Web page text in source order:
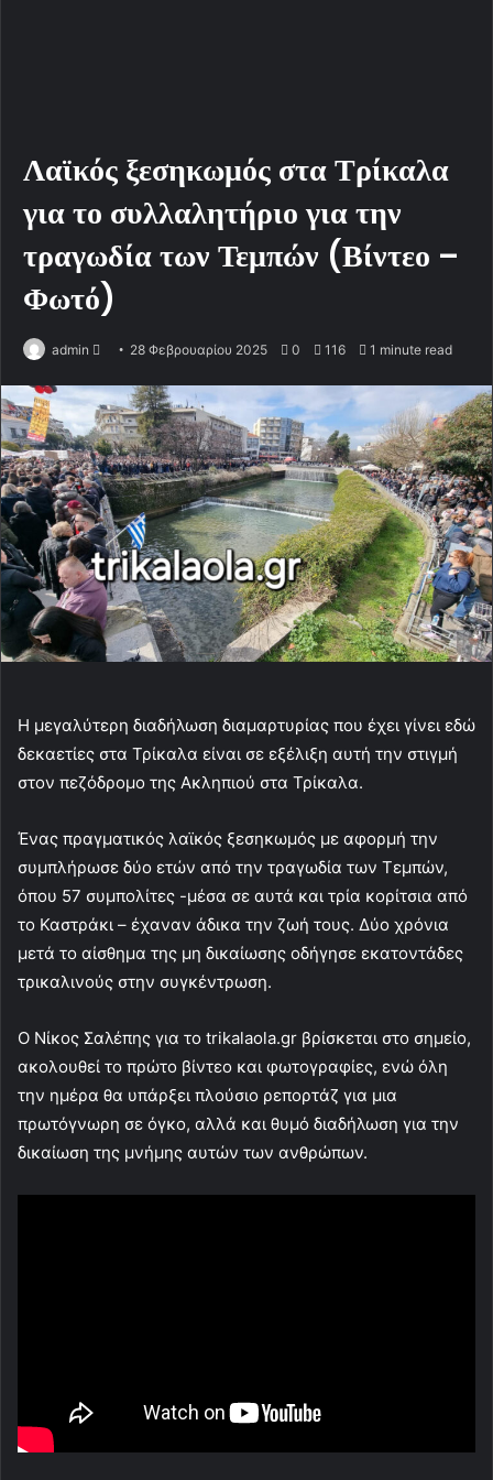
Λαϊκός ξεσηκωμός στα Τρίκαλα
για το συλλαλητήριο για την
τραγωδία των Τεμπών (Βίντεο –
Φωτό)
admin
n
d
a
n
e
m
a
i
l
28 Φεβρουαρίου 2025 0 116 1 minute read
Η μεγαλύτερη διαδήλωση διαμαρτυρίας που έχει γίνει εδώ
δεκαετίες στα Τρίκαλα είναι σε εξέλιξη αυτή την στιγμή
στον πεζόδρομο της Ακληπιού στα Τρίκαλα.
Ένας πραγματικός λαϊκός ξεσηκωμός με αφορμή την
συμπλήρωσε δύο ετών από την τραγωδία των Τεμπών,
όπου 57 συμπολίτες -μέσα σε αυτά και τρία κορίτσια από
το Καστράκι – έχαναν άδικα την ζωή τους. Δύο χρόνια
μετά το αίσθημα της μη δικαίωσης οδήγησε εκατοντάδες
τρικαλινούς στην συγκέντρωση.
Ο Νίκος Σαλέπης για το trikalaola.gr βρίσκεται στο σημείο,
ακολουθεί το πρώτο βίντεο και φωτογραφίες, ενώ όλη
την ημέρα θα υπάρξει πλούσιο ρεπορτάζ για μια
πρωτόγνωρη σε όγκο, αλλά και θυμό διαδήλωση για την
δικαίωση της μνήμης αυτών των ανθρώπων.